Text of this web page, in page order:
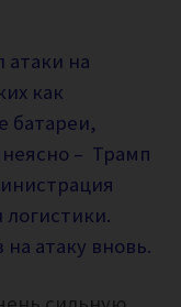
атаки на
как
батареи,
– Трамп
логистики.
атаку вновь.